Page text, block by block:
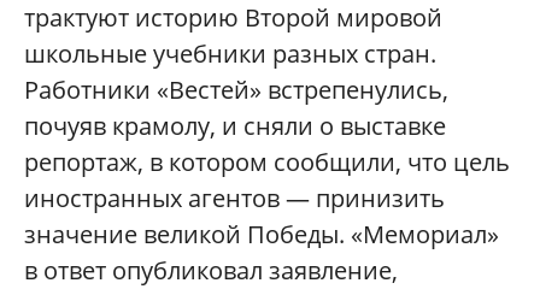
трактуют историю Второй мировой
школьные учебники разных стран.
Работники «Вестей» встрепенулись,
почуяв крамолу, и сняли о выставке
репортаж, в котором сообщили, что цель
иностранных агентов — принизить
значение великой Победы. «Мемориал»
в ответ опубликовал заявление,